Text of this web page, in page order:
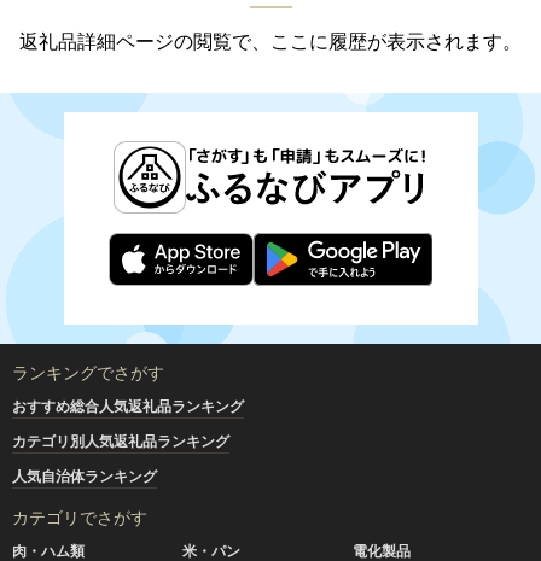
返礼品詳細ページの閲覧で、ここに履歴が表示されます。
ランキングでさがす
おすすめ総合人気返礼品ランキング
カテゴリ別人気返礼品ランキング
人気自治体ランキング
カテゴリでさがす
肉・ハム類 米・パン
電化製品